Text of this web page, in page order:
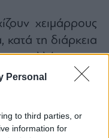
Personal
to third parties, or
information for
χειμάρρους
κατά τη διάρκεια
αλλά και για
της εκδήλωσής
στα
και δεν